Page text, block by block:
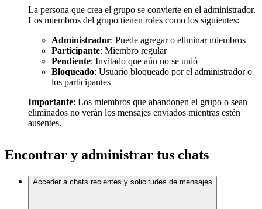
La persona que crea el grupo se convierte en el administrador.
Los miembros del grupo tienen roles como los siguientes:
Administrador: Puede agregar o eliminar miembros
Participante: Miembro regular
Pendiente: Invitado que aún no se unió
Bloqueado: Usuario bloqueado por el administrador o
los participantes
Importante: Los miembros que abandonen el grupo o sean
eliminados no verán los mensajes enviados mientras estén
ausentes.
Encontrar y administrar tus chats
Acceder a chats recientes y solicitudes de mensajes